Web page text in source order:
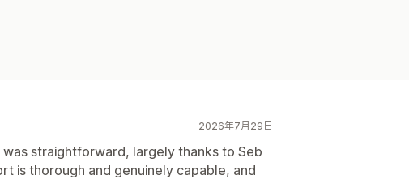
2026年7月29日
straightforward, largely thanks to Seb
is thorough and genuinely capable, and